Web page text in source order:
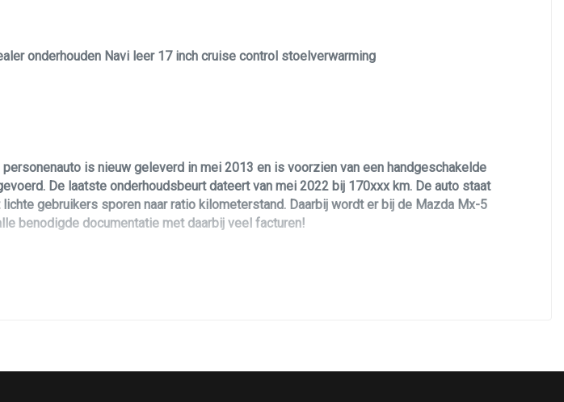
onderhouden Navi leer 17 inch cruise control stoelverwarming
is nieuw geleverd in mei 2013 en is voorzien van een handgeschakelde
De laatste onderhoudsbeurt dateert van mei 2022 bij 170xxx km. De auto staat
gebruikers sporen naar ratio kilometerstand. Daarbij wordt er bij de Mazda Mx-5
benodigde documentatie met daarbij veel facturen!
5 u zoveel leuks voorzien van een unieke Meteor gray kleurstelling met 17 inch
Mx-5 tot een echte blikvanger. Verder is de Mazda Mx-5 voorzien van bruine
control, elektrisch ramen, stoelverwarming, cabrio dak, cruise control, xenon
vrijblijvend contact opnemen.